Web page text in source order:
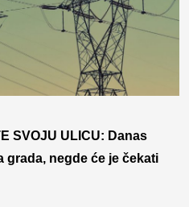
SVOJU ULICU: Danas
grada, negde će je čekati